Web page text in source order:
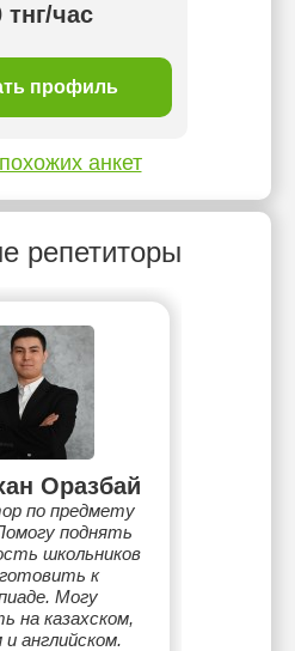
тнг/час
профиль
анкет
репетиторы
Оразбай
по предмету
поднять
школьников
к
Могу
на казахском,
и английском.